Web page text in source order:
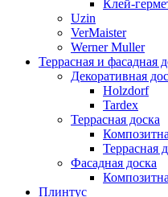
Клей-
Uzin
VerMaister
Werner Muller
Террасная и фасадная
Декоративная
Holzdorf
Tardex
Террасная доска
Террасная
Фасадная доска
Плинтус